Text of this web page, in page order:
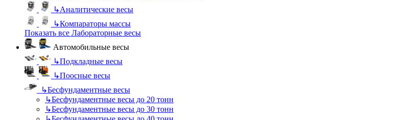
↳Аналитические весы
↳Компараторы массы
Показать все Лабораторные весы
Автомобильные весы
↳Подкладные весы
↳Поосные весы
↳Бесфундаментные весы
↳Бесфундаментные весы до 20 тонн
↳Бесфундаментные весы до 30 тонн